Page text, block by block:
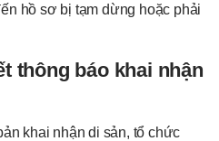
hồ sơ bị tạm dừng hoặc phải
thông báo khai nhận
khai nhận di sản, tổ chức